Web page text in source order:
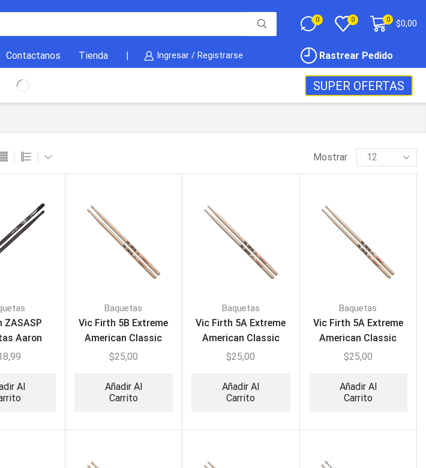
0 0 0 $0,00
Contactanos Tienda Ingresar / Registrarse Rastrear Pedido
SUPER OFERTAS
Mostrar
ZASASP
Aaron
Signature
Al
Baquetas
Vic Firth 5B Extreme
American Classic
Drumsticks X5B
$25,00
Añadir Al
Carrito
Baquetas
Vic Firth 5A Extreme
American Classic
Drumsticks X5AN
$25,00
Añadir Al
Carrito
Baquetas
Vic Firth 5A Extreme
American Classic
Drumsticks X5A
$25,00
Añadir Al
Carrito